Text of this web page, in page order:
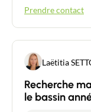
Prendre contact
Laëtitia
Recherche
le bassin